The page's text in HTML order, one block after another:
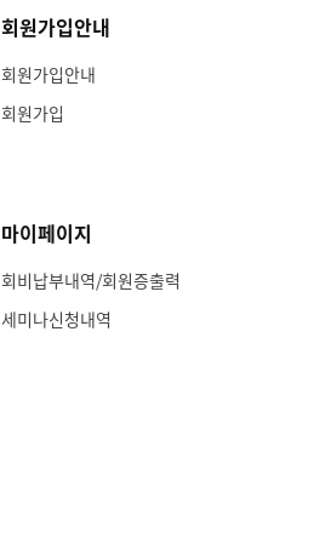
회원가입안내
회원가입안내
회원가입
마이페이지
회비납부내역/회원증출력
세미나신청내역